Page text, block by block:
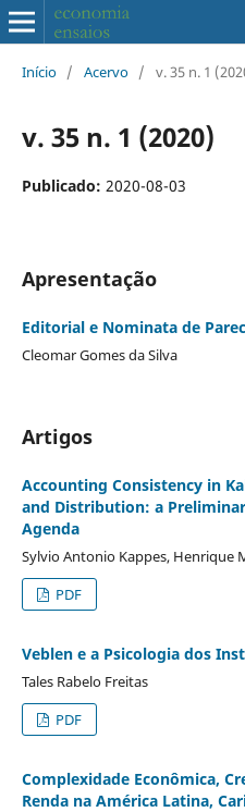
Início / Acervo / v. 35 n. 1
v. 35 n. 1 (2020)
Publicado: 2020-08-03
Apresentação
Editorial e Nominata de
Cleomar Gomes da Silva
Artigos
Accounting Consistency in
and Distribution: a
Agenda
Sylvio Antonio Kappes, Henrique
PDF
Veblen e a Psicologia dos
Tales Rabelo Freitas
PDF
Complexidade Econômica,
Renda na América Latina,